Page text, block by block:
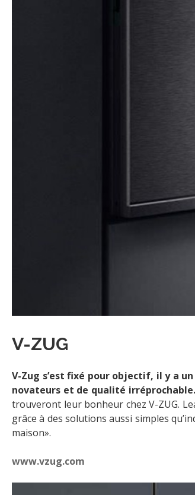
V-ZUG
V-Zug s’est fixé pour objectif, il y a
novateurs et de qualité irréprochable.
trouveront leur bonheur chez V-ZUG.
grâce à des solutions aussi simples
maison».
www.vzug.com